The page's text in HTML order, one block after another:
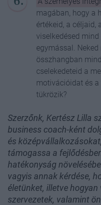
magában, hogy a
értékeid, a céljaid,
viselkedésed
egymással.
összhangban
cselekedeteid a
motivációidat és a
tükrözik?
Szerzőnk, Kertész Lilla
business coach-ként
és
támogassa a
hatékonyság
vagyis annak kérdése,
életünket, illetve
szervezetek, valamint